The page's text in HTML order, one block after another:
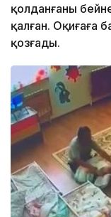
қолданғаны
қалған. Оқиғаға
қозғады.